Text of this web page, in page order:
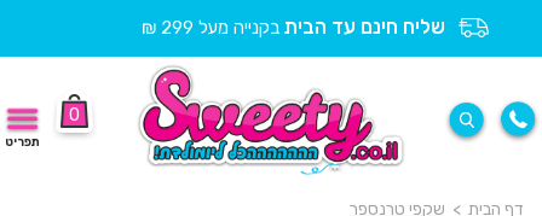
שליח חינם עד הבית בקנייה מעל 299 ₪
0
תפריט
דף הבית > שקפי טרנספר